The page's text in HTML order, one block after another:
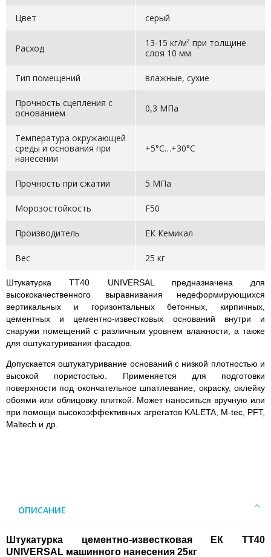
Цвет серый
Расход
13-15 кг/м² при толщине
слоя 10 мм
Тип помещений влажные, сухие
Прочность сцепления с
основанием
0,3 МПа
Температура окружающей
среды и основания при
нанесении
+5°С…+30°С
Прочность при сжатии 5 МПа
Морозостойкость F50
Производитель ЕК Кемикал
Вес 25 кг
Штукатурка ТТ40 UNIVERSAL предназначена для
высококачественного выравнивания недеформирующихся
вертикальных и горизонтальных бетонных, кирпичных,
цементных и цементно-известковых оснований внутри и
снаружи помещений с различным уровнем влажности, а также
для оштукатуривания фасадов.
Допускается оштукатуривание оснований с низкой плотностью и
высокой пористостью. Применяется для подготовки
поверхности под окончательное шпатлевание, окраску, оклейку
обоями или облицовку плиткой. Может наноситься вручную или
при помощи высокоэффективных агрегатов KALETA, M-tec, PFT,
Maltech и др.
ОПИСАНИЕ
Штукатурка цементно-известковая ЕК ТТ40
UNIVERSAL машинного нанесения 25кг